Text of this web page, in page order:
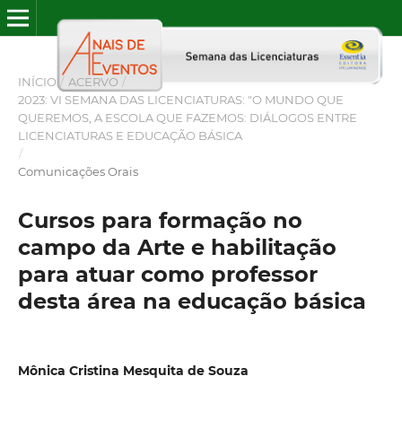
INÍCIO / ACERVO /
2023: VI SEMANA DAS LICENCIATURAS: "O MUNDO QUE
QUEREMOS, A ESCOLA QUE FAZEMOS: DIÁLOGOS ENTRE
LICENCIATURAS E EDUCAÇÃO BÁSICA
/
Comunicações Orais
Cursos para formação no
campo da Arte e habilitação
para atuar como professor
desta área na educação básica
Mônica Cristina Mesquita de Souza